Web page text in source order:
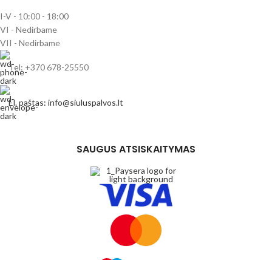
I-V - 10:00 - 18:00
VI - Nedirbame
VII - Nedirbame
Tel: +370 678-25550
El. paštas: info@siuluspalvos.lt
SAUGUS ATSISKAITYMAS